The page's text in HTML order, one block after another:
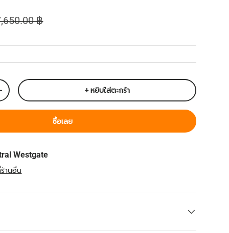
คาปกติ ฿
พิ่มจำนวน + หยิบใส่ตะกร้า
ซื้อเลย
Westgate
านอื่น